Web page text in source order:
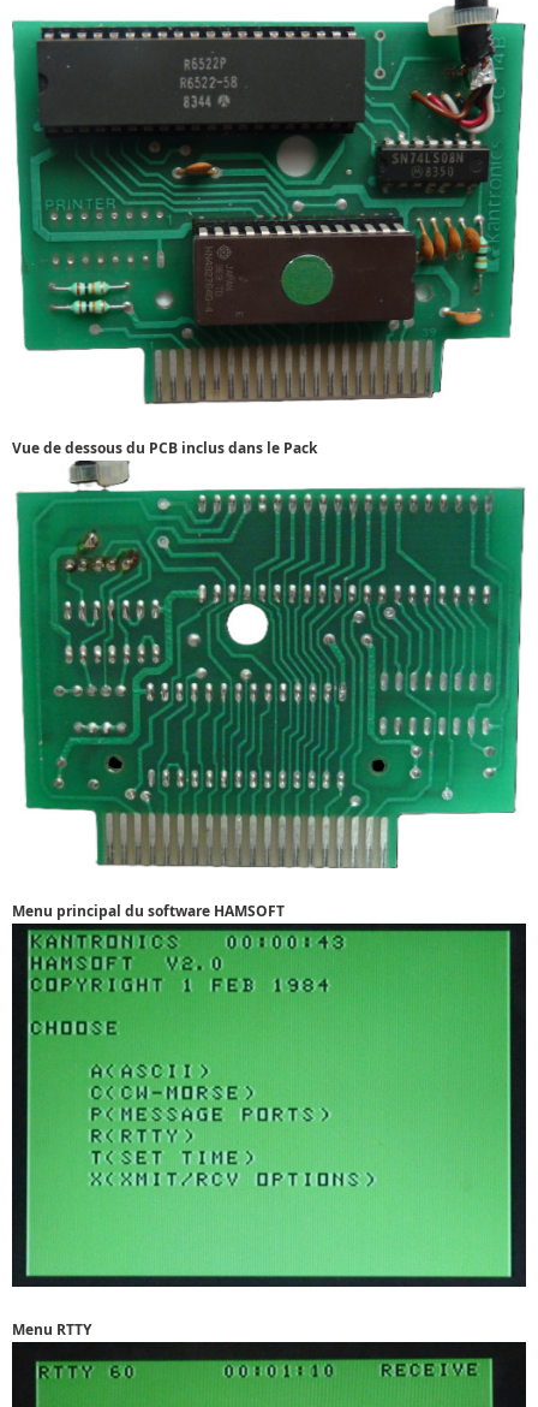
Vue de dessous du PCB inclus dans le Pack
Menu principal du software HAMSOFT
Menu RTTY